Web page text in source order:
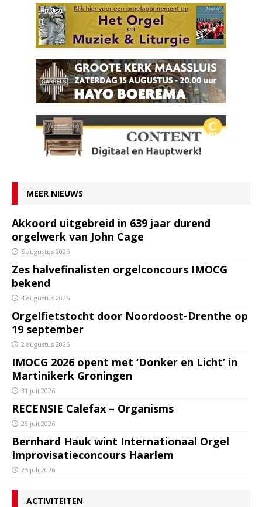
MEER NIEUWS
Akkoord uitgebreid in 639 jaar durend
orgelwerk van John Cage
5 augustus 2026
Zes halvefinalisten orgelconcours IMOCG
bekend
4 augustus 2026
Orgelfietstocht door Noordoost-Drenthe op
19 september
2 augustus 2026
IMOCG 2026 opent met ‘Donker en Licht’ in
Martinikerk Groningen
31 juli 2026
RECENSIE Calefax – Organisms
28 juli 2026
Bernhard Hauk wint Internationaal Orgel
Improvisatieconcours Haarlem
25 juli 2026
ACTIVITEITEN